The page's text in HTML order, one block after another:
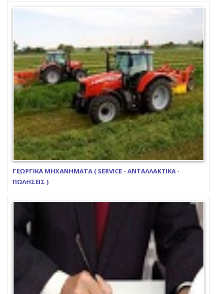
ΓΕΩΡΓΙΚΑ ΜΗΧΑΝΗΜΑΤΑ ( SERVICE - ΑΝΤΑΛΛΑΚΤΙΚΑ -
ΠΩΛΗΣΕΙΣ )